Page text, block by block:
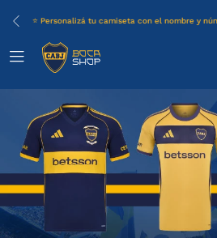
⭐ Personalizá tu camiseta con el nombre y